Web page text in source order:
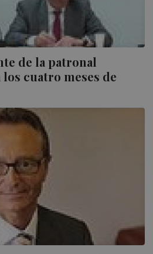
de la patronal
cuatro meses de